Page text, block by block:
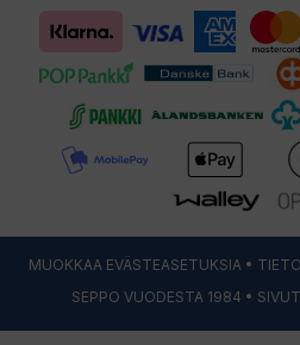
MUOKKAA EVÄSTEASETUKSIA •
SEPPO VUODESTA 1984 •